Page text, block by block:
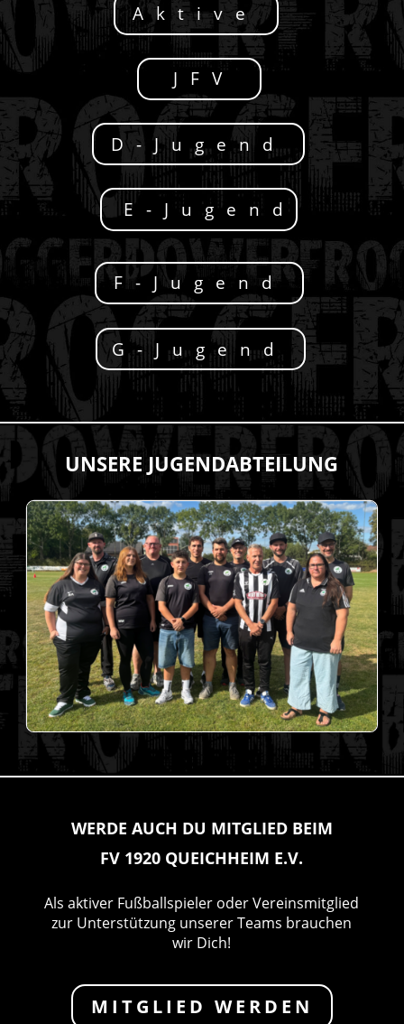
Aktive
JFV
D-Jugend
E-Jugend
F-Jugend
G-Jugend
UNSERE JUGENDABTEILUNG
WERDE AUCH DU MITGLIED BEIM
FV 1920 QUEICHHEIM E.V.
Als aktiver Fußballspieler oder Vereinsmitglied
zur Unterstützung unserer Teams brauchen
wir Dich!
MITGLIED WERDEN